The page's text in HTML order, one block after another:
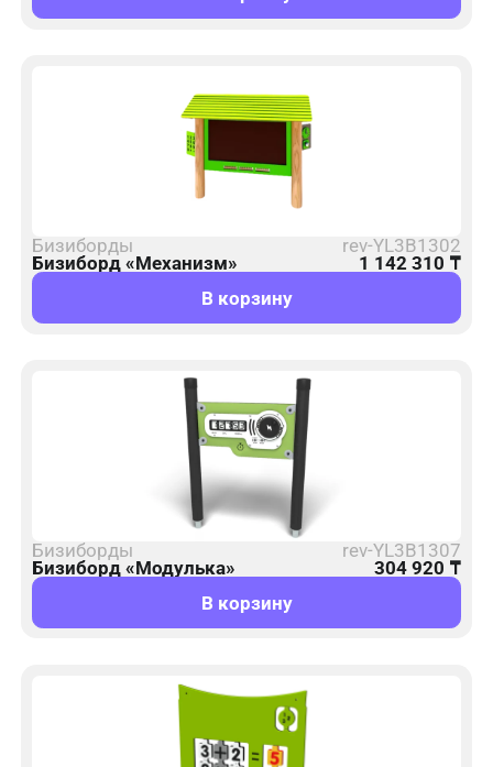
Бизиборды
rev-YL3B1302
Бизиборд «Механизм»
1 142 310 ₸
В корзину
Бизиборды
rev-YL3B1307
Бизиборд «Модулька»
304 920 ₸
В корзину